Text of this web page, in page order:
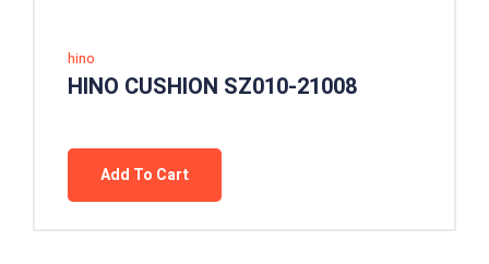
hino
HINO CUSHION SZ010-21008
Add To Cart